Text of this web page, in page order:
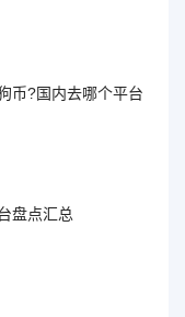
币?国内去哪个平台
盘点汇总